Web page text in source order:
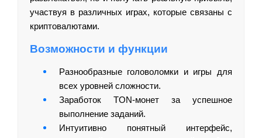
участвуя в различных играх, которые связаны с
криптовалютами.
Возможности и функции
Разнообразные головоломки и игры для
всех уровней сложности.
Заработок TON-монет за успешное
выполнение заданий.
Интуитивно понятный интерфейс,